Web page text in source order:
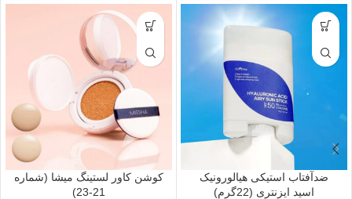
ضدآفتاب استیکی هیالورونیک
اسید ایزنتری (22گرم)
کوشن کاور لستینگ میشا (شماره
21-23)